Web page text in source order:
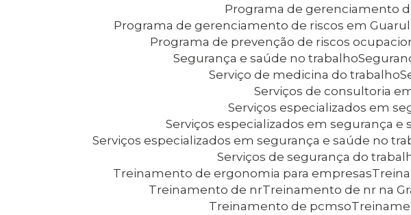
Programa de gerenciamento
Programa de gerenciamento de riscos em
Programa de prevenção de riscos
Segurança e saúde no trabalho
Serviço de medicina do trabalho
Serviços de consultoria
Serviços especializados em
Serviços especializados em segurança
Serviços especializados em segurança e saúde no
Serviços de segurança do
Treinamento de ergonomia para empresas
Treinamento de nr
Treinamento de nr na
Treinamento de pcmso